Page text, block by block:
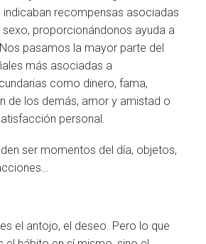
indicaban recompensas asociadas
proporcionándonos ayuda a
pasamos la mayor parte del
más asociadas a
como dinero, fama,
de los demás, amor y amistad o
personal.
ser momentos del día, objetos,
el antojo, el deseo. Pero lo que